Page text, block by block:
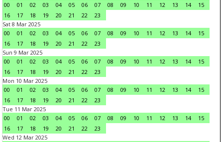
00
01 02 03 04 05 06 07 08 09 10 11 12 13 14
15
16
17 18 19 20 21 22
23
Sat 8 Mar 2025
00
01 02 03 04 05 06 07 08 09 10 11 12 13 14
15
16
17 18 19 20 21 22
23
Sun 9 Mar 2025
00
01 02 03 04 05 06 07 08 09 10 11 12 13 14
15
16
17 18 19 20 21 22
23
Mon 10 Mar 2025
00
01 02 03 04 05 06 07 08 09 10 11 12 13 14
15
16
17 18 19 20 21 22
23
Tue 11 Mar 2025
00
01 02 03 04 05 06 07 08 09 10 11 12 13 14
15
16
17 18 19 20 21 22
23
Wed 12 Mar 2025